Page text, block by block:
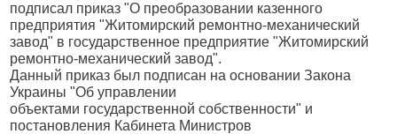
подписал приказ "О преобразовании казенного
предприятия "Житомирский ремонтно-механический
завод" в государственное предприятие "Житомирский
ремонтно-механический завод".
Данный приказ был подписан на основании Закона
Украины "Об управлении
объектами государственной собственности" и
постановления Кабинета Министров